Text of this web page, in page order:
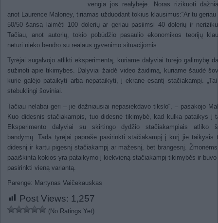
vengia jos realybėje. Noras rizikuoti
anot Laurence Maloney, tiriamas užduodant tokius klausimus:“Ar tu geriau
50/50 šansą laimėti 100 dolerių ar geriau pasiimsi 40 dolerių ir
Tačiau, anot autorių, tokio pobūdžio pasaulio ekonomikos teorijų
neturi nieko bendro su realaus gyvenimo situacijomis.
Tyrėjai sugalvojo atlikti eksperimentą, kuriame dalyviai turėjo galimybę
sužinoti apie tikimybes. Dalyviai žaidė video žaidimą, kuriame šaudė
kurie galėjo pataikyti arba nepataikyti, į ekrane esantį stačiakampį.
stebuklingi šoviniai.
Tačiau nelabai geri – jie dažniausiai nepasiekdavo tikslo“, – pasakojo
Kuo didesnis stačiakampis, tuo didesnė tikimybė, kad kulka pataikys į
Eksperimento dalyviai su skirtingo dydžio stačiakampiais atliko
bandymų. Tada tyrėjai paprašė pasirinkti stačiakampį į kurį jie taikysis
didesnį ir kartu pigesnį stačiakampį ar mažesnį, bet brangesnį.
paaiškinta kokios yra pataikymo į kiekvieną stačiakampį tikimybės ir buvo
pasirinkti vieną variantą.
Parengė: Martynas Vaičekauskas
Post Views: 1,257
(No Ratings Yet)